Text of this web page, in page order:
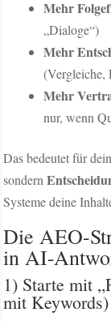
Mehr
„Dialoge“)
Mehr
(Vergleiche,
Mehr
nur, wenn
Das bedeutet für
sondern
Systeme deine
Die AEO-
in AI-
1) Starte mit
mit Keywords)